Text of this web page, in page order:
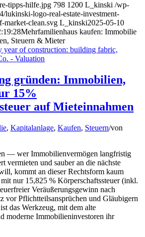
tipps-hilfe.jpg 798 1200 L_kinski /wp-
lukinski-logo-real-estate-investment-
market-clean.svg L_kinski2025-05-10
Mehrfamilienhaus kaufen: Immobilie
Steuern & Mieter
gründen: Immobilien,
15%
auf Mieteinnahmen
, Kapitalanlage, Kaufen, Steuern/von
— wer Immobilienvermögen langfristig
vermieten und sauber an die nächste
kommt an dieser Rechtsform kaum
nur 15,825 % Körperschaftssteuer (inkl.
Veräußerungsgewinn nach
vor Pflichtteilsansprüchen und Gläubigern
das Werkzeug, mit dem alte
moderne Immobilieninvestoren ihr